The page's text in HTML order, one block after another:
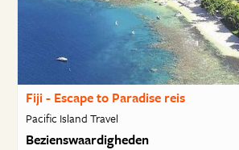
Fiji - Escape to Paradise reis
Pacific Island Travel
Bezienswaardigheden